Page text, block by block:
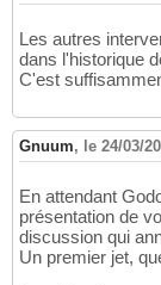
Les autres
dans l'historique
C'est
Gnuum, le 24/03/
En attendant
présentation de
discussion qui
Un premier jet,